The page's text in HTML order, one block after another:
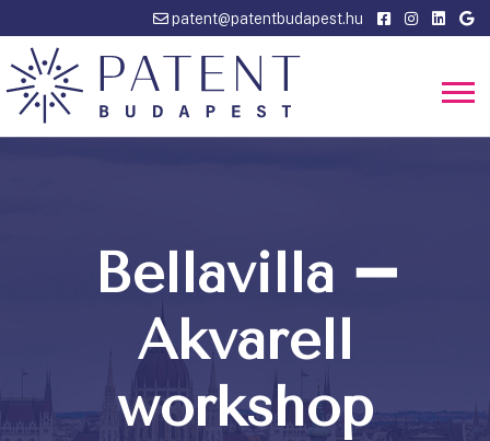
patent@patentbudapest.hu
Bellavilla ➖
Akvarell
workshop